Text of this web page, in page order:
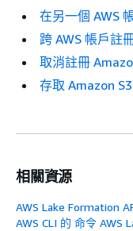
在另一個 AWS
跨 AWS 帳戶註
取消註冊
存取 Amazon
相關資源
AWS Lake Formation
AWS CLI 的 命令 AWS